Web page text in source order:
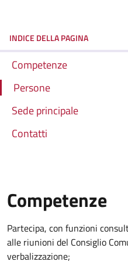
INDICE DELLA PAGINA
Competenze
Persone
Sede principale
Contatti
Competenze
Partecipa, con funzioni
alle riunioni del Consiglio
verbalizzazione;